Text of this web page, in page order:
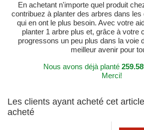
En achetant n'importe quel produit
contribuez à planter des arbres dans les
qui en ont le plus besoin. Avec votre
planter 1 arbre plus et, grâce à votre
progressons un peu plus dans la voie
meilleur avenir pour
Nous avons déjà planté
Merci!
Les clients ayant acheté cet
acheté